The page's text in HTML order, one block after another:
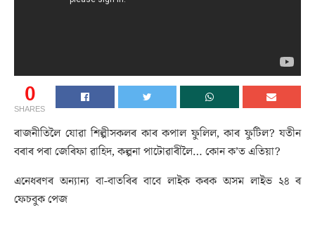
0
SHARES
ৰাজনীতিলৈ যোৱা শিল্পীসকলৰ কাৰ কপাল ফুলিল, কাৰ ফুটিল? যতীন
বৰাৰ পৰা জেৰিফা ৱাহিদ, কল্পনা পাটোৱাৰীলৈ… কোন ক’ত এতিয়া?
এনেধৰণৰ অন্যান্য বা-বাতৰিৰ বাবে লাইক কৰক অসম লাইভ ২৪ ৰ
ফেচবুক পেজ